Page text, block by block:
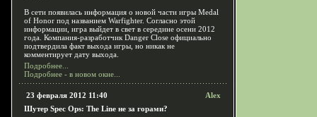
В сети появилась информация о новой части игры Medal
of Honor под названием Warfighter. Согласно этой
информации, игра выйдет в свет в середине осени 2012
года. Компания-разработчик Danger Close официально
подтвердила факт выхода игры, но никак не
комментирует дату выхода.
Подробнее...
Подробнее - в новом окне...
23 февраля 2012 11:40
Alex
Шутер Spec Ops: The Line не за горами?